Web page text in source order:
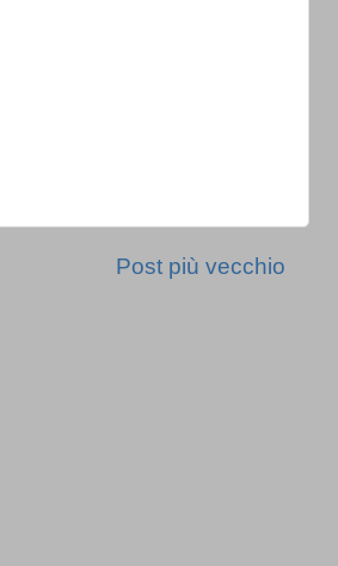
Post più vecchio